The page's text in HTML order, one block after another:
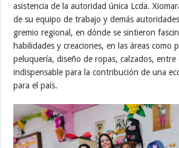
asistencia de la autoridad única Lcda.
de su equipo de trabajo y demás
gremio regional, en dónde se sintieron
habilidades y creaciones, en las áreas como
peluquería, diseño de ropas, calzados, entre
indispensable para la contribución de una
para el país.